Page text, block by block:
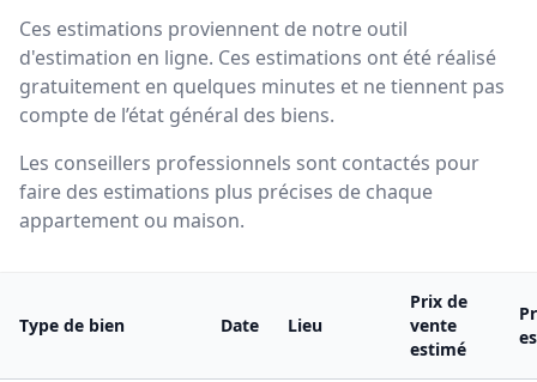
Ces estimations proviennent de notre outil
d'estimation en ligne. Ces estimations ont été réalisé
gratuitement en quelques minutes et ne tiennent pas
compte de l’état général des biens.
Les conseillers professionnels sont contactés pour
faire des estimations plus précises de chaque
appartement ou maison.
Type de bien Date Lieu
Prix de
vente
estimé